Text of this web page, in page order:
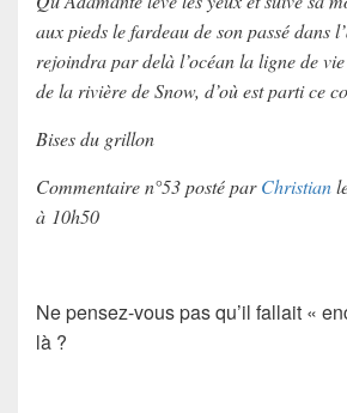
aux pieds le fardeau de son passé dans
rejoindra par delà l’océan la ligne de
de la rivière de Snow, d’où est parti ce
Bises du grillon
Commentaire n°53 posté parChristian
à 10h50
Ne pensez-vous pas qu’il fallait «
là ?